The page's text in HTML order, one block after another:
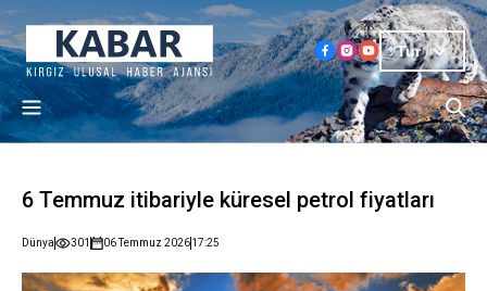
Tur
6 Temmuz itibariyle küresel petrol fiyatları
Dünya 301 06 Temmuz 202617:25